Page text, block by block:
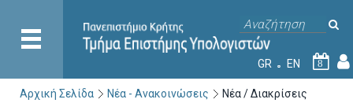
GR EN 8
Αρχική Σελίδα Νέα - Ανακοινώσεις Νέα / Διακρίσεις